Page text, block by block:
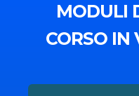
MODULI
CORSO IN